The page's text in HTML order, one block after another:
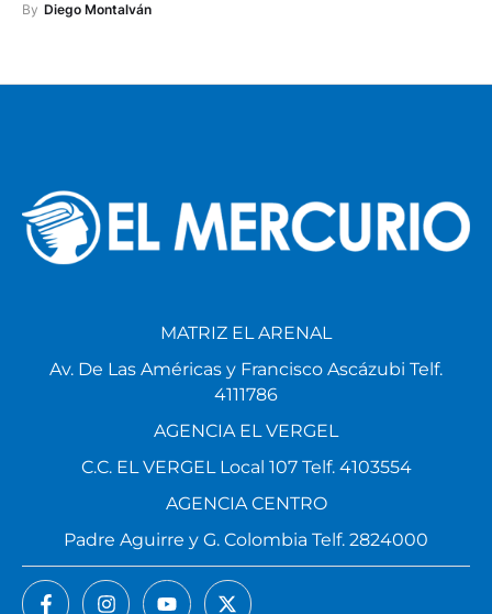
By Diego Montalván
MATRIZ EL ARENAL
Av. De Las Américas y Francisco Ascázubi Telf.
4111786
AGENCIA EL VERGEL
C.C. EL VERGEL Local 107 Telf. 4103554
AGENCIA CENTRO
Padre Aguirre y G. Colombia Telf. 2824000